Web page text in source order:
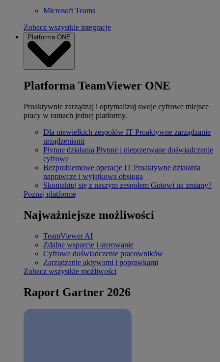
Microsoft Teams
Zobacz wszystkie integracje
Platforma ONE
Platforma TeamViewer ONE
Proaktywnie zarządzaj i optymalizuj swoje cyfrowe miejsce
pracy w ramach jednej platformy.
Dla niewielkich zespołów IT Proaktywne zarządzanie
urządzeniami
Płynne działania Płynne i nieprzerwane doświadczenie
cyfrowe
Bezproblemowe operacje IT Proaktywne działania
naprawcze i wyjątkowa obsługa
Skontaktuj się z naszym zespołem Gotowi na zmiany?
Poznaj platformę
Najważniejsze możliwości
TeamViewer AI
Zdalne wsparcie i sterowanie
Cyfrowe doświadczenie pracowników
Zarządzanie aktywami i poprawkami
Zobacz wszystkie możliwości
Raport Gartner 2026